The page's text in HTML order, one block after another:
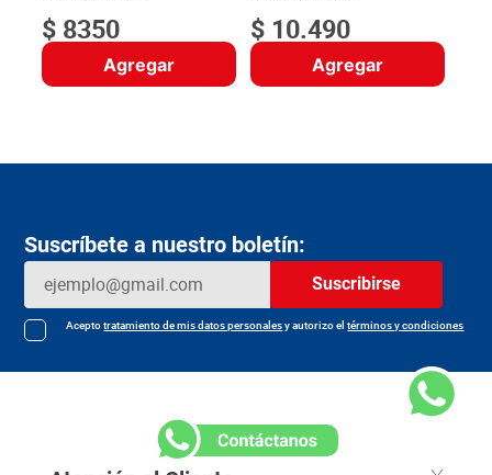
$ 8350
Agregar
$ 10.490
Agregar
Suscríbete a nuestro boletín:
Suscribirse
Aceptotratamiento de mis datos personalesy autorizo eltérminos y condiciones